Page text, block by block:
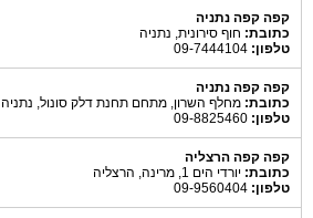
קפה קפה נתניה
כתובת: חוף סירונית, נתניה
טלפון:
קפה קפה נתניה
כתובת: מחלף השרון, מתחם תחנת דלק סונול, נתניה
טלפון:
קפה קפה הרצליה
כתובת: יורדי הים 1, מרינה, הרצליה
טלפון: